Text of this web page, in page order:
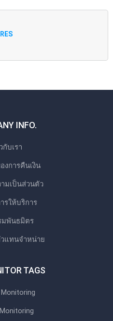
INFO.
กับเรา
งการคืนเงิน
มเป็นส่วนตัว
รให้บริการ
มพันธมิตร
แทนจําหน่าย
TAGS